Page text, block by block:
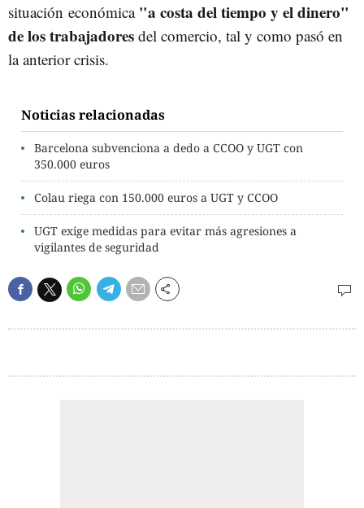
situación económica "a costa del tiempo y el dinero"
de los trabajadores del comercio, tal y como pasó en
la anterior crisis.
Noticias relacionadas
Barcelona subvenciona a dedo a CCOO y UGT con
350.000 euros
Colau riega con 150.000 euros a UGT y CCOO
UGT exige medidas para evitar más agresiones a
vigilantes de seguridad